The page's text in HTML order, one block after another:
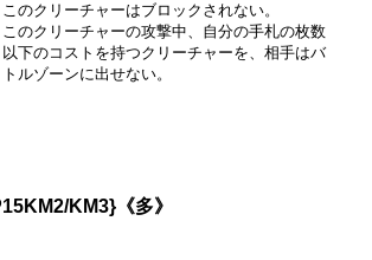
このクリーチャーはブロックされない。
このクリーチャーの攻撃中、自分の手札の枚数
以下のコストを持つクリーチャーを、相手はバ
トルゾーンに出せない。
KM3}《多》